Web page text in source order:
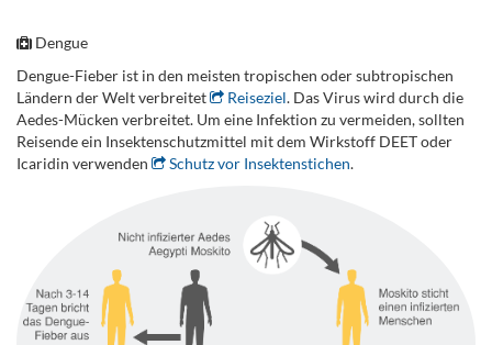
Dengue
Dengue-Fieber ist in den meisten tropischen oder subtropischen
Ländern der Welt verbreitet
Reiseziel. Das Virus wird durch die
Aedes-Mücken verbreitet. Um eine Infektion zu vermeiden, sollten
Reisende ein Insektenschutzmittel mit dem Wirkstoff DEET oder
Icaridin verwenden
Schutz vor Insektenstichen.